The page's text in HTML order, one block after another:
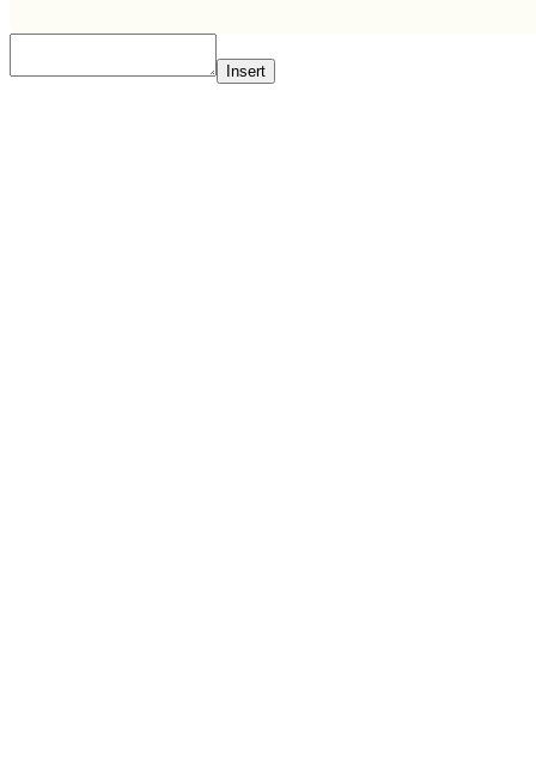
Insert